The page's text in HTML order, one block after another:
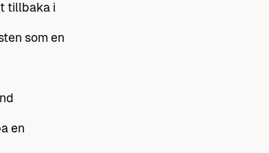
tillbaka i
som en
en